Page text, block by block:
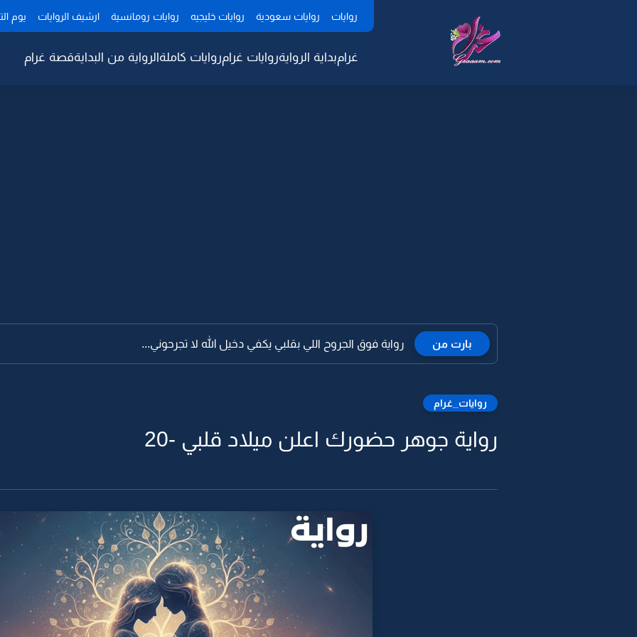
روايات روايات سعودية روايات خليجيه روايات رومانسية ارشيف الروايات يوم
غرامبداية الروايةروايات غرامروايات كاملةالرواية من البدايةقصة غرام
بارت من رواية فوق الجروح اللي بقلبي يكفي دخيل الله لا تجرحوني...
روايات_غرام
رواية جوهر حضورك اعلن ميلاد قلبي -20